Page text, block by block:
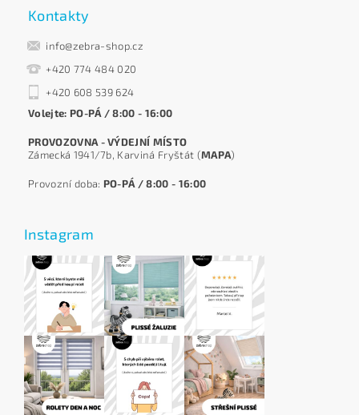
Kontakty
info@zebra-shop.cz
+420 774 484 020
+420 608 539 624
Volejte: PO-PÁ / 8:00 - 16:00
PROVOZOVNA - VÝDEJNÍ MÍSTO
Zámecká 1941/7b, Karviná Fryštát (MAPA)
Provozní doba: PO-PÁ / 8:00 - 16:00
Instagram